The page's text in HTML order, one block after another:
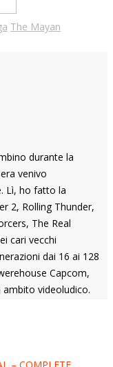
The Mayan
durante la
venivo
Lì, ho fatto la
2, Rolling Thunder,
The Real
cari vecchi
dai 16 ai 128
Capcom,
videoludico.